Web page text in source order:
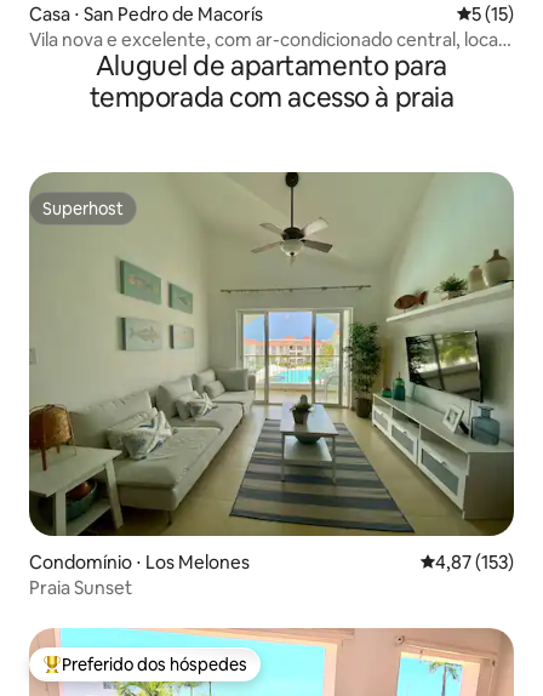
Casa ⋅ San Pedro de Macorís 5 de uma
5 (15)
Vila nova e excelente, com ar-condicionado central, local
tranquilo e com golfe
Aluguel de apartamento para
temporada com acesso à praia
Superhost
Superhost
Condomínio ⋅ Los Melones 4,87 de uma
4,87 (153)
Praia Sunset
Entre os melhores preferidos dos hóspedes
Preferido dos hóspedes